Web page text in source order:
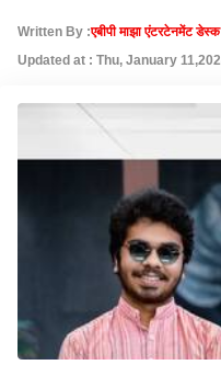
Written By :एबीपी माझा एंटरटेनमेंट डेस्क
Updated at : Thu, January